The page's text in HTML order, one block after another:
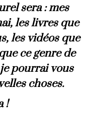
sera : mes
les livres que
les vidéos que
ce genre de
pourrai vous
choses.
!